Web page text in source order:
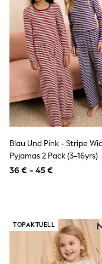
Skechers
Sunglasses
GIRLS
New In
New in from
New In
Trending:
Trending:
Toy Story
THE SET
50 - 92cm
116 - 134cm
140 - 174cm
All Clothing
Sweatshirts
Knitwear
Trousers &
Sets & Outfits
Blau Und Pink - Stripe
Pyjamas 2 Pack (3-16yrs)
36 € - 45 €
TOPAKTUELL